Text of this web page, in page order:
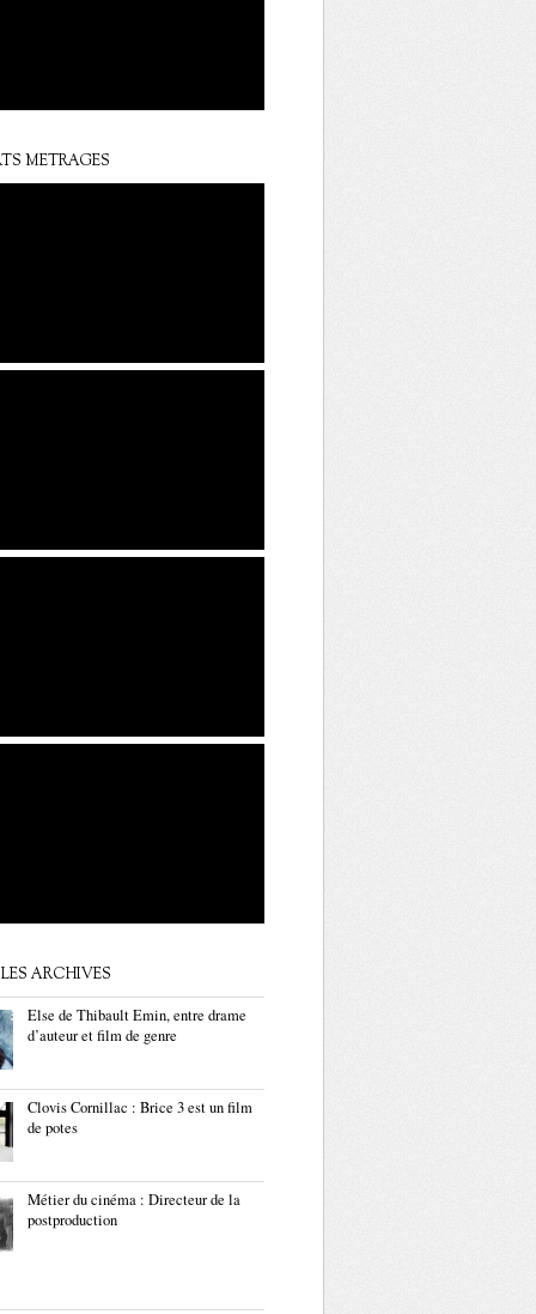
METRAGES
ARCHIVES
Else de Thibault Emin, entre drame
d’auteur et film de genre
Clovis Cornillac : Brice 3 est un film
de potes
Métier du cinéma : Directeur de la
postproduction